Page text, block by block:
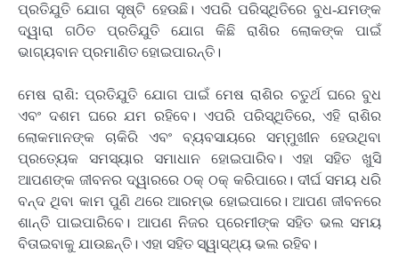
ପ୍ରତିଯୁତି ଯୋଗ ସୃଷ୍ଟି ହେଉଛି। ଏପରି ପରିସ୍ଥିତିରେ ବୁଧ-ଯମଙ୍କ
ଦ୍ୱାରା ଗଠିତ ପ୍ରତିଯୁତି ଯୋଗ କିଛି ରାଶିର ଲୋକଙ୍କ ପାଇଁ
ଭାଗ୍ୟବାନ ପ୍ରମାଣିତ ହୋଇପାରନ୍ତି।
ମେଷ ରାଶି: ପ୍ରତିଯୁତି ଯୋଗ ପାଇଁ ମେଷ ରାଶିର ଚତୁର୍ଥ ଘରେ ବୁଧ
ଏବଂ ଦଶମ ଘରେ ଯମ ରହିବେ। ଏପରି ପରିସ୍ଥିତିରେ, ଏହି ରାଶିର
ଲୋକମାନଙ୍କ ଚାକିରି ଏବଂ ବ୍ୟବସାୟରେ ସମ୍ମୁଖୀନ ହେଉଥିବା
ପ୍ରତ୍ୟେକ ସମସ୍ୟାର ସମାଧାନ ହୋଇପାରିବ। ଏହା ସହିତ ଖୁସି
ଆପଣଙ୍କ ଜୀବନର ଦ୍ୱାରରେ ଠକ୍ ଠକ୍ କରିପାରେ। ଦୀର୍ଘ ସମୟ ଧରି
ବନ୍ଦ ଥିବା କାମ ପୁଣି ଥରେ ଆରମ୍ଭ ହୋଇପାରେ। ଆପଣ ଜୀବନରେ
ଶାନ୍ତି ପାଇପାରିବେ। ଆପଣ ନିଜର ପ୍ରେମୀଙ୍କ ସହିତ ଭଲ ସମୟ
ବିତାଇବାକୁ ଯାଉଛନ୍ତି। ଏହା ସହିତ ସ୍ୱାସ୍ଥ୍ୟ ଭଲ ରହିବ।